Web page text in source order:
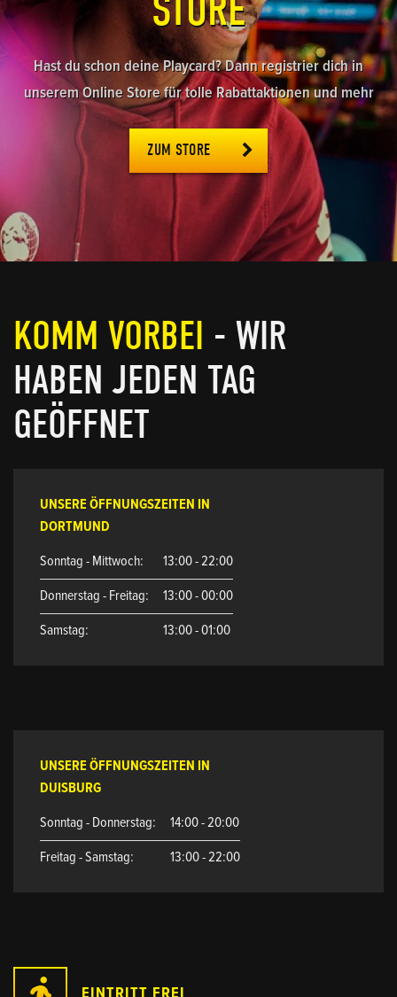
Hast du schon deine Playcard? Dann registrier dich in
unserem Online Store für tolle Rabattaktionen und mehr
ZUM STORE
KOMM VORBEI - WIR
HABEN JEDEN TAG
GEÖFFNET
UNSERE ÖFFNUNGSZEITEN IN
DORTMUND
Sonntag - Mittwoch:
13:00 - 22:00
Donnerstag - Freitag:
13:00 - 00:00
Samstag:
13:00 - 01:00
UNSERE ÖFFNUNGSZEITEN IN
DUISBURG
Sonntag - Donnerstag:
14:00 - 20:00
Freitag - Samstag:
13:00 - 22:00